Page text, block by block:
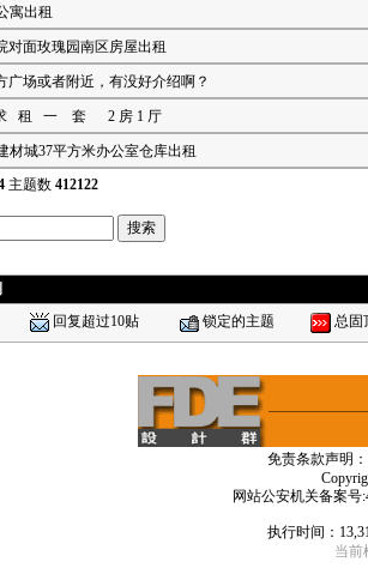
寓出租
对面玫瑰园南区房屋出租
广场或者附近，有没好介绍啊？
租 一 套 2 房 1 厅
材城37平方米办公室仓库出租
主题数 412122
回复超过10贴 锁定的主题 总固
免责条款声明
网站公安机关备案号
执行时间：
当前